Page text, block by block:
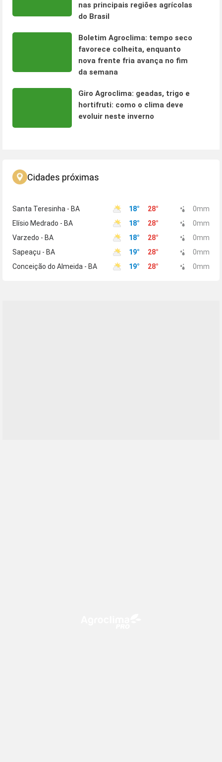
nas principais regiões agrícolas
do Brasil
Boletim Agroclima: tempo seco
favorece colheita, enquanto
nova frente fria avança no fim
da semana
Giro Agroclima: geadas, trigo e
hortifruti: como o clima deve
evoluir neste inverno
Cidades próximas
Santa Teresinha - BA 18° 28° 0mm
Elísio Medrado - BA
18° 28° 0mm
Varzedo - BA
18° 28° 0mm
Sapeaçu - BA
19° 28° 0mm
Conceição do Almeida - BA
19° 28° 0mm